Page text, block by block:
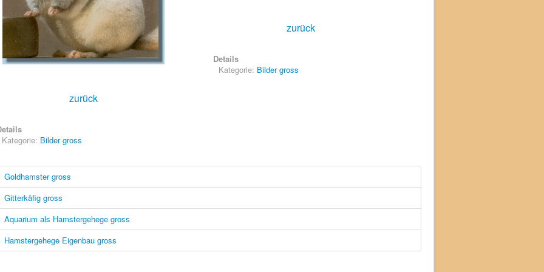
zurück
Kategorie: Bilder gross
zurück
Details
Kategorie: Bilder gross
Goldhamster gross
Gitterkäfig gross
Aquarium als Hamstergehege gross
Hamstergehege Eigenbau gross